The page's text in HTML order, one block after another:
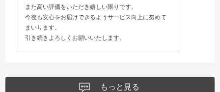
また高い評価をいただき嬉しい限りです。
今後も安心をお届けできるようサービス向上に努めて
まいります。
引き続きよろしくお願いいたします。
もっと見る